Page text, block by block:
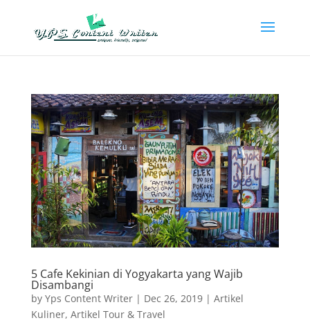
5 Cafe Kekinian di Yogyakarta yang Wajib
Disambangi
by Yps Content Writer| Dec 26, 2019| Artikel
Kuliner, Artikel Tour & Travel